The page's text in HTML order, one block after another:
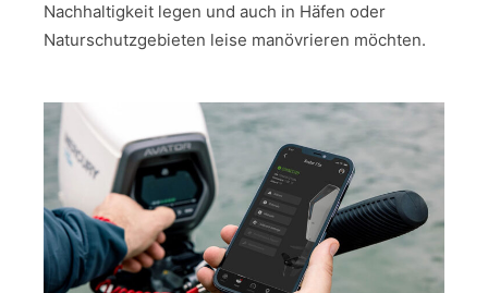
Nachhaltigkeit legen und auch in Häfen oder
Naturschutzgebieten leise manövrieren möchten.